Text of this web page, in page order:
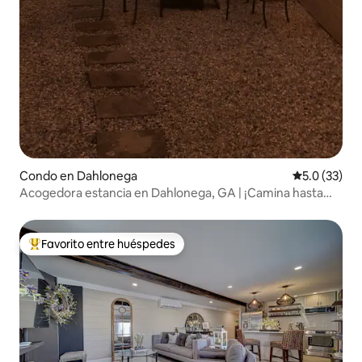
Condo en Dahlonega Calificación
5.0 (33)
Acogedora estancia en Dahlonega, GA | ¡Camina hasta
Favorito entre huéspedes preferido
Favorito entre huéspedes